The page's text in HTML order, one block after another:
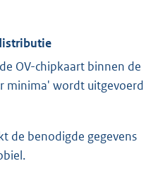
OV-chipkaart binnen de
minima' wordt uitgevoerd
de benodigde gegevens